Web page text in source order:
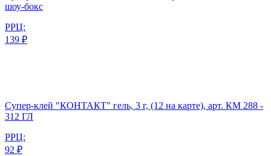
шоу-бокс
РРЦ:
139 ₽
Супер-клей "КОНТАКТ" гель, 3 г, (12 на карте), арт. КМ 288 -
312 ГЛ
РРЦ:
92 ₽